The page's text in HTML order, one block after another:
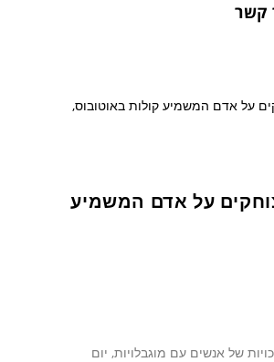
קשר
על אדם המשמיע
היום, 03.12.2021, הוא יום המודעות לזכויות של אנשים עם מוגבלויות, יום